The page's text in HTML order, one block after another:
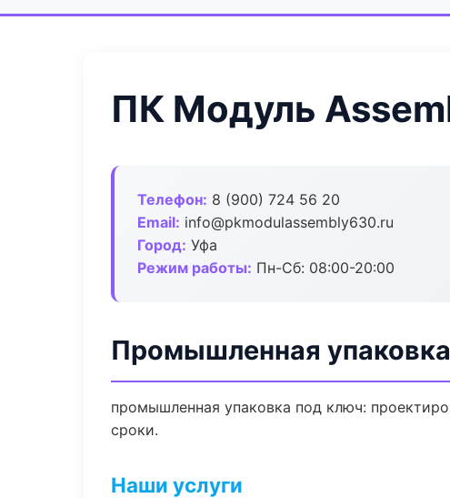
ПК Модуль
Телефон: 8 (900) 724 56 20
Email: info@pkmodulassembly630.ru
Город: Уфа
Режим работы: Пн-Сб: 08:00-20:00
Промышленная
промышленная упаковка под ключ:
сроки.
Наши услуги